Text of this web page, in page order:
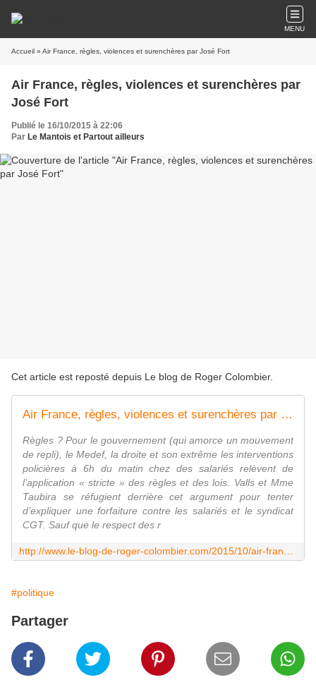
MENU
Accueil » Air France, règles, violences et surenchères par José Fort
Air France, règles, violences et surenchères par
José Fort
Publié le 16/10/2015 à 22:06
Par Le Mantois et Partout ailleurs
Cet article est reposté depuis Le blog de Roger Colombier.
Air France, règles, violences et surenchères par José Fort
Règles ? Pour le gouvernement (qui amorce un mouvement
de repli), le Medef, la droite et son extrême les interventions
policières à 6h du matin chez des salariés relèvent de
l’application « stricte » des règles et des lois. Valls et Mme
Taubira se réfugient derrière cet argument pour tenter
d’expliquer une forfaiture contre les salariés et le syndicat
CGT. Sauf que le respect des r
#politique
Partager